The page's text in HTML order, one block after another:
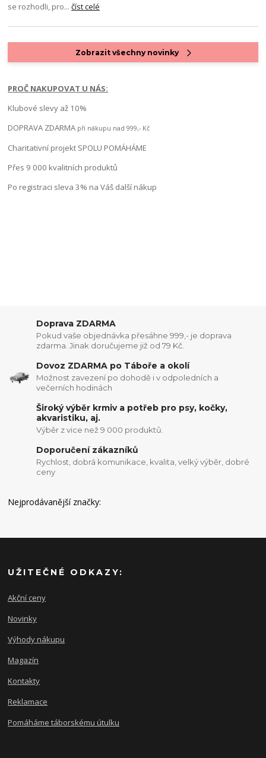
se rozhodli, pro...číst celé
Zobrazit všechny novinky
PROČ NAKUPOVAT U NÁS:
Klubové slevy až 10%
DOPRAVA ZDARMA při nákupu nad 999,- Kč
Charitativní projekt SPOLU POMÁHÁME
Přes 9 000 kvalitních produktů
Po registraci sleva 3% na Váš další nákup
Doprava ZDARMA
Pokud vaše objednávka přesáhne 999,- je doprava
zdarma. Jinak doručujeme již od 79 Kč.
Dovoz ZDARMA po Táboře a okolí
Možnost zavezení po dohodě i v odpoledních a
večerních hodinách
Široký výběr krmiv a potřeb pro psy, kočky,
akvaristiku, aj.
Výběr z vice než 9 000 produktů.
Doporučení zákazníků
Rychlost, dobrá komunikace, kvalita, velký výběr, dobré
ceny
Nejprodávanější značky:
UŽITEČNÉ ODKAZY:
Akční ceny
Novinky
Výhody nákupu
Magazín
Kontakty
Reklamace
Pomáháme táborskému útulku